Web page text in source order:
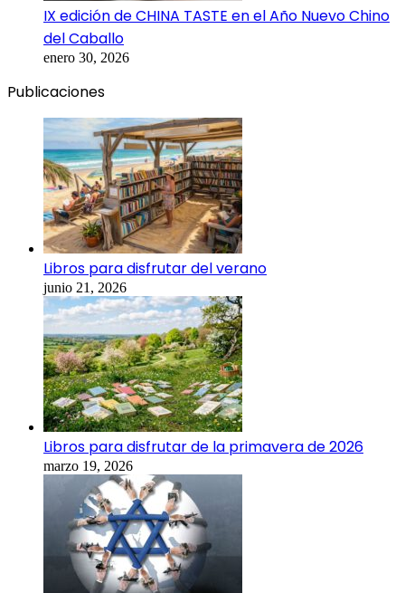
IX edición de CHINA TASTE en el Año Nuevo Chino
del Caballo
enero 30, 2026
Publicaciones
Libros para disfrutar del verano
junio 21, 2026
Libros para disfrutar de la primavera de 2026
marzo 19, 2026